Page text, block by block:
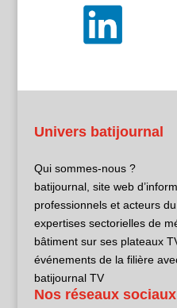
Univers batijournal
Qui sommes-nous ?
batijournal, site web
professionnels et acteurs
expertises sectorielles de
bâtiment sur ses plateaux
événements de la filière
batijournal TV
Nos réseaux sociaux